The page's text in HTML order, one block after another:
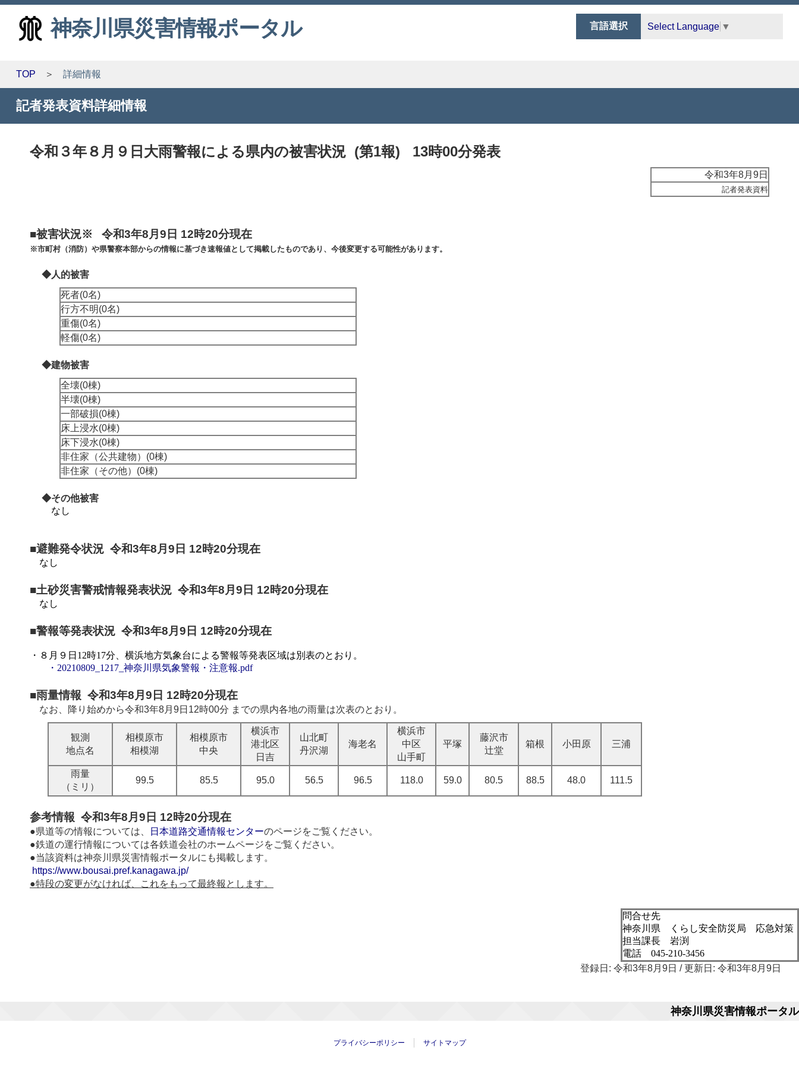
言語選択 Select Language ▼
神奈川県災害情報ポータル
TOP 詳細情報
記者発表資料詳細情報
令和３年８月９日大雨警報による県内の被害状況 (第1報) 13時00分発表
令和3年8月9日
記者発表資料
■被害状況※ 令和3年8月9日 12時20分現在
※市町村（消防）や県警察本部からの情報に基づき速報値として掲載したものであり、今後変更する可能性があります。
◆人的被害
死者(0名)
行方不明(0名)
重傷(0名)
軽傷(0名)
◆建物被害
全壊(0棟)
半壊(0棟)
一部破損(0棟)
床上浸水(0棟)
床下浸水(0棟)
非住家（公共建物）(0棟)
非住家（その他）(0棟)
◆その他被害
なし
■避難発令状況 令和3年8月9日 12時20分現在
なし
■土砂災害警戒情報発表状況 令和3年8月9日 12時20分現在
なし
■警報等発表状況 令和3年8月9日 12時20分現在
・８月９日12時17分、横浜地方気象台による警報等発表区域は別表のとおり。
・20210809_1217_神奈川県気象警報・注意報.pdf
■雨量情報 令和3年8月9日 12時20分現在
なお、降り始めから令和3年8月9日12時00分 までの県内各地の雨量は次表のとおり。
観測
地点名
相模原市
相模湖
相模原市
中央
横浜市
港北区
日吉
山北町
丹沢湖
海老名
横浜市
中区
山手町
平塚
藤沢市
辻堂
箱根 小田原 三浦
雨量
（ミリ）
99.5 85.5 95.0 56.5 96.5 118.0 59.0 80.5 88.5 48.0 111.5
参考情報 令和3年8月9日 12時20分現在
●県道等の情報については、 日本道路交通情報センターのページをご覧ください。
●鉄道の運行情報については各鉄道会社のホームページをご覧ください。
●当該資料は神奈川県災害情報ポータルにも掲載します。
https://www.bousai.pref.kanagawa.jp/
●特段の変更がなければ、これをもって最終報とします。
問合せ先
神奈川県 くらし安全防災局 応急対策
担当課長 岩渕
電話 045-210-3456
登録日: 令和3年8月9日 / 更新日: 令和3年8月9日
神奈川県災害情報ポータル
プライバシーポリシー サイトマップ